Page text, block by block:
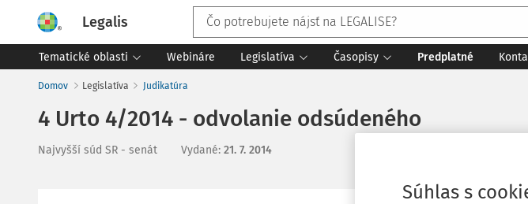
Legalis
Tematické oblasti Webináre Legislatíva Časopisy Predplatné
Domov Legislatíva Judikatúra
4 Urto 4/2014 - odvolanie odsúdeného
Najvyšší súd SR - senát Vydané: 21. 7. 2014
Súhlas s